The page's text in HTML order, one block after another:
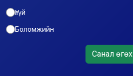
Үгүй
Боломжийн
Санал өгөх